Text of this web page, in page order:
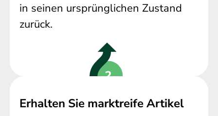
in seinen ursprünglichen Zustand
zurück.
Erhalten Sie marktreife Artikel